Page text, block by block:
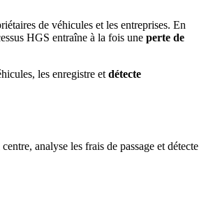
de véhicules et les entreprises. En
HGS entraîne à la fois une perte de
les enregistre et détecte
analyse les frais de passage et détecte